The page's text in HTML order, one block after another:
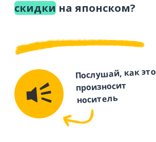
скидки на японском?
Послушай, как это
произносит
носитель